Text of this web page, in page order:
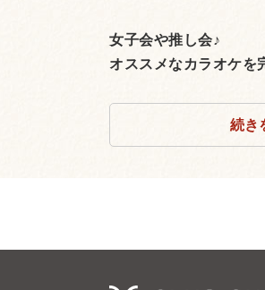
女子会や推し会♪
オススメなカラオケを
続き